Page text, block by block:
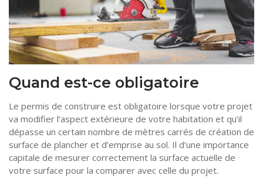
Quand est-ce obligatoire
Le permis de construire est obligatoire lorsque votre projet
va modifier l’aspect extérieure de votre habitation et qu’il
dépasse un certain nombre de mètres carrés de création de
surface de plancher et d’emprise au sol. Il d’une importance
capitale de mesurer correctement la surface actuelle de
votre surface pour la comparer avec celle du projet.